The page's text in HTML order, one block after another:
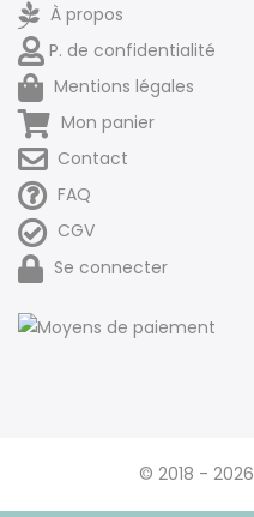
À propos
P. de confidentialité
Mentions légales
Mon panier
Contact
FAQ
CGV
Se connecter
© 2018 - 2026